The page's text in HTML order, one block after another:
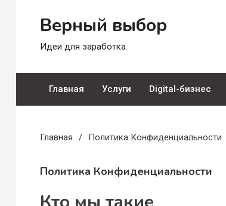
Верный выбор
Идеи для заработка
Главная Услуги Digital-бизнес
Главная Политика Конфиденциальности
Политика Конфиденциальности